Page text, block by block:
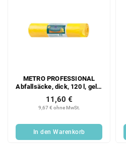
METRO PROFESSIONAL
Abfallsäcke, dick, 120 l, gelb,
9,67 € ohne MwSt.
11,60 €
In den Warenkorb